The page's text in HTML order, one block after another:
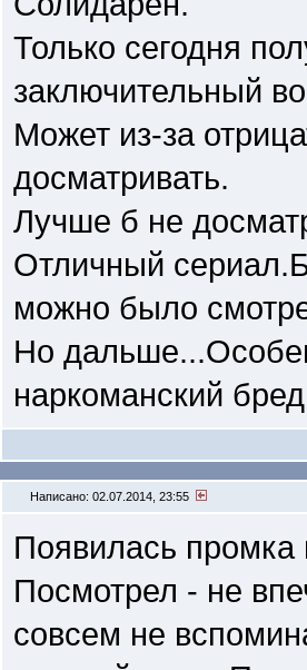
Только сегодня
заключительный
Может из-за
досматривать.
Лучше б не
Отличный
можно было
Но
наркоманский
Написано: 02.07.2014, 23:55
Появилась промка
Посмотрел - не
совсем не